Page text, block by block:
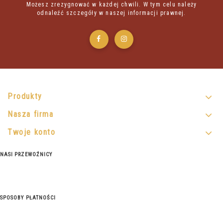
Możesz zrezygnować w każdej chwili. W tym celu należy
odnaleźć szczegóły w naszej informacji prawnej.
Produkty
Nasza firma
Twoje konto
NASI PRZEWOŹNICY
SPOSOBY PŁATNOŚCI